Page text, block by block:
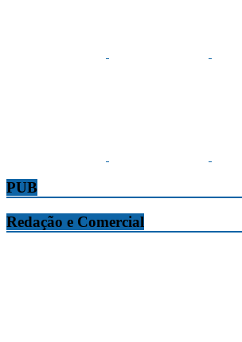
PUB
Redação e Comercial